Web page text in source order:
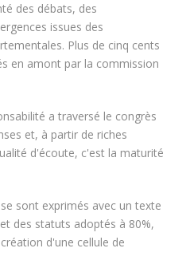
des débats, des
issues des
Plus de cinq cents
en amont par la commission
a traversé le congrès
et, à partir de riches
d'écoute, c'est la maturité
sont exprimés avec un texte
des statuts adoptés à 80%,
d'une cellule de